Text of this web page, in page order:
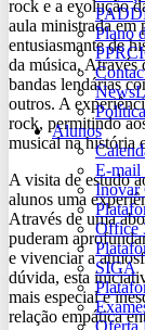
Plano
Alunos
E-mail
Inovar
Office
SIGA
Oferta
rock e a evolução
aula ministrada em
entusiasmante de
da música. Através
bandas lendárias
outros. A
rock, permitindo
musical na história
A visita de estudo
alunos uma
Através de uma
puderam
e vivenciar a
dúvida, esta
mais especial e
relação empática